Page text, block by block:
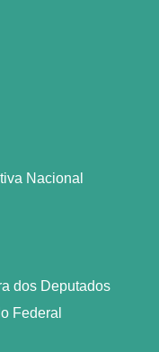
Nacional
dos Deputados
Federal